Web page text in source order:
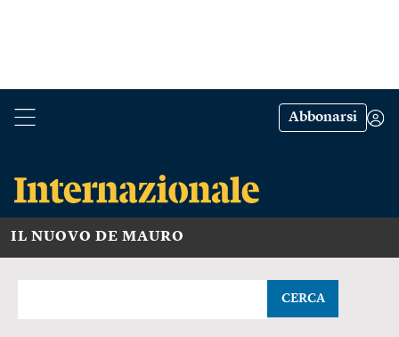
Abbonarsi
IL NUOVO DE MAURO
CERCA